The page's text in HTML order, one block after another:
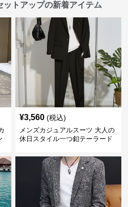
ットアップの新着アイテム
¥3,560 (税込)
メンズカジュアルスーツ 大人の
休日スタイル一つ釦テーラード